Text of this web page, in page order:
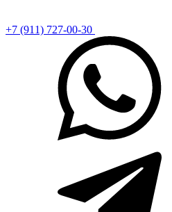
+7 (911) 727-00-30